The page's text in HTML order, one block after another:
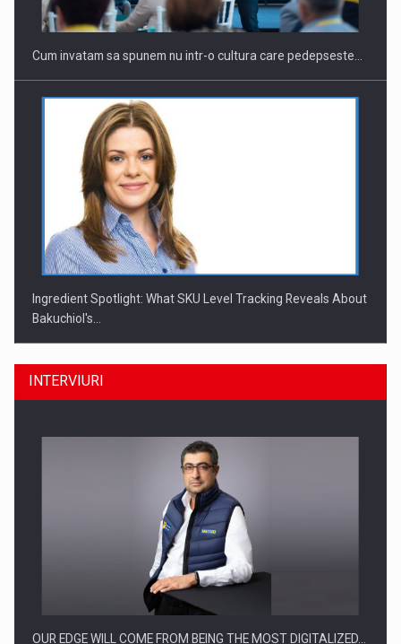
Cum invatam sa spunem nu intr-o cultura care pedepseste…
Ingredient Spotlight: What SKU Level Tracking Reveals About
Bakuchiol's…
Producatorii si comerciantii care nu se supun noilor
INTERVIURI
OUR EDGE WILL COME FROM BEING THE MOST DIGITALIZED…